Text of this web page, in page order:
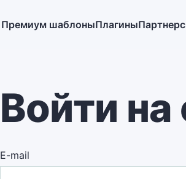
Премиум шаблоныПлагины
Войти на
E-mail